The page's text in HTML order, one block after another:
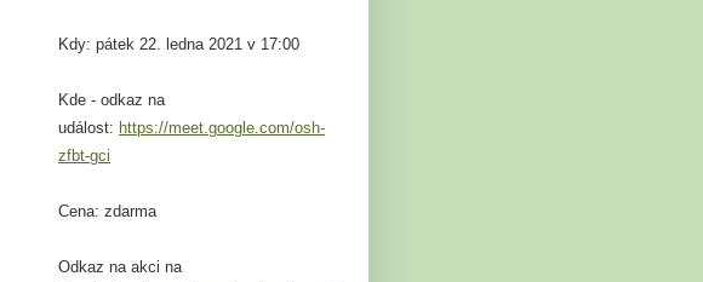
Kdy: pátek 22. ledna 2021 v 17:00
Kde - odkaz na
událost: https://meet.google.com/osh-
zfbt-gci
Cena: zdarma
Odkaz na akci na